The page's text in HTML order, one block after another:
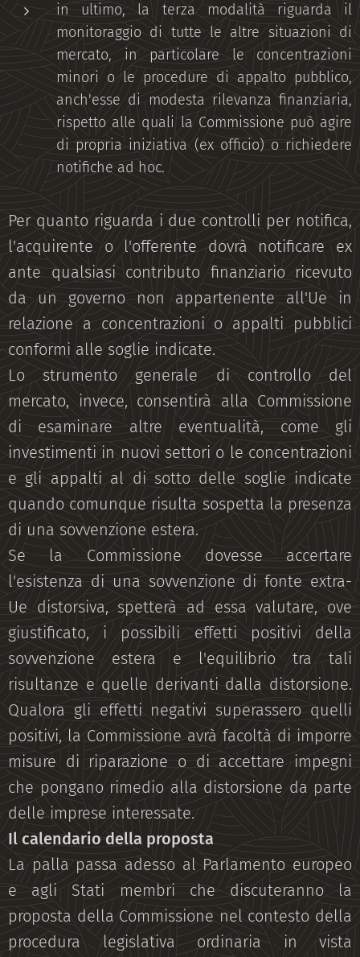
in ultimo, la terza modalità riguarda il
monitoraggio di tutte le altre situazioni di
mercato, in particolare le concentrazioni
minori o le procedure di appalto pubblico,
anch'esse di modesta rilevanza finanziaria,
rispetto alle quali la Commissione può agire
di propria iniziativa (ex officio) o richiedere
notifiche ad hoc.
Per quanto riguarda i due controlli per notifica,
l'acquirente o l'offerente dovrà notificare ex
ante qualsiasi contributo finanziario ricevuto
da un governo non appartenente all'Ue in
relazione a concentrazioni o appalti pubblici
conformi alle soglie indicate.
Lo strumento generale di controllo del
mercato, invece, consentirà alla Commissione
di esaminare altre eventualità, come gli
investimenti in nuovi settori o le concentrazioni
e gli appalti al di sotto delle soglie indicate
quando comunque risulta sospetta la presenza
di una sovvenzione estera.
Se la Commissione dovesse accertare
l'esistenza di una sovvenzione di fonte extra-
Ue distorsiva, spetterà ad essa valutare, ove
giustificato, i possibili effetti positivi della
sovvenzione estera e l'equilibrio tra tali
risultanze e quelle derivanti dalla distorsione.
Qualora gli effetti negativi superassero quelli
positivi, la Commissione avrà facoltà di imporre
misure di riparazione o di accettare impegni
che pongano rimedio alla distorsione da parte
delle imprese interessate.
Il calendario della proposta
La palla passa adesso al Parlamento europeo
e agli Stati membri che discuteranno la
proposta della Commissione nel contesto della
procedura legislativa ordinaria in vista